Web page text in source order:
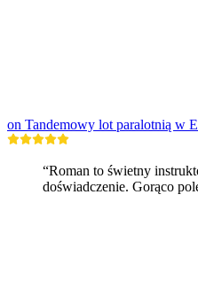
on Tandemowy lot paralotnią w
“Roman to świetny
doświadczenie. Gorąco